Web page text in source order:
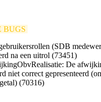
BUGS
(SDB
na een uitrol (73451)
De
niet correct gepresenteerd
(70316)